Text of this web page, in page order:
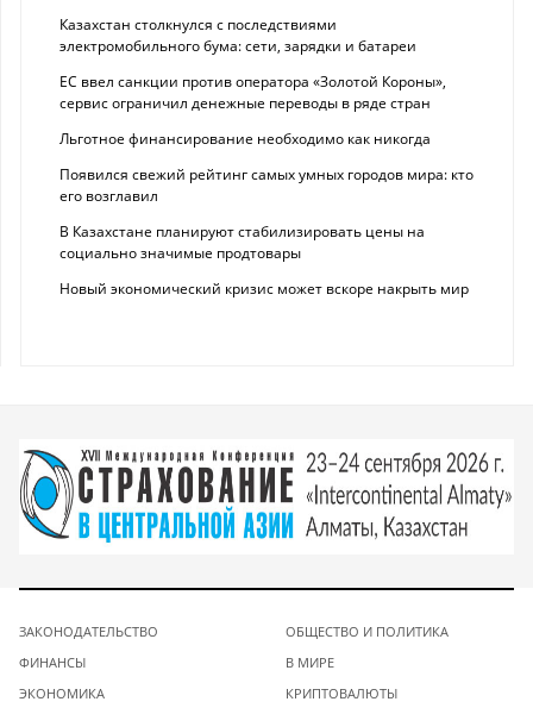
Казахстан столкнулся с последствиями
электромобильного бума: сети, зарядки и батареи
ЕС ввел санкции против оператора «Золотой Короны»,
сервис ограничил денежные переводы в ряде стран
Льготное финансирование необходимо как никогда
Появился свежий рейтинг самых умных городов мира: кто
его возглавил
В Казахстане планируют стабилизировать цены на
социально значимые продтовары
Новый экономический кризис может вскоре накрыть мир
ЗАКОНОДАТЕЛЬСТВО
ФИНАНСЫ
ЭКОНОМИКА
ОБЩЕСТВО И ПОЛИТИКА
В МИРЕ
КРИПТОВАЛЮТЫ